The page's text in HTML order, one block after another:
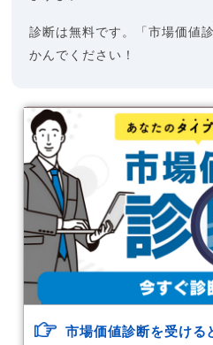
診断は無料です。「市場価値
かんでください！
市場価値診断を受ける